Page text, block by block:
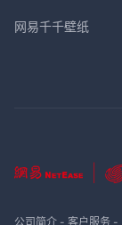
网易千千壁纸
公司简介- 客户服务-